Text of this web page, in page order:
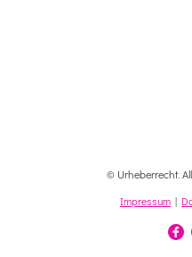
© Urheberrecht.
Impressum |